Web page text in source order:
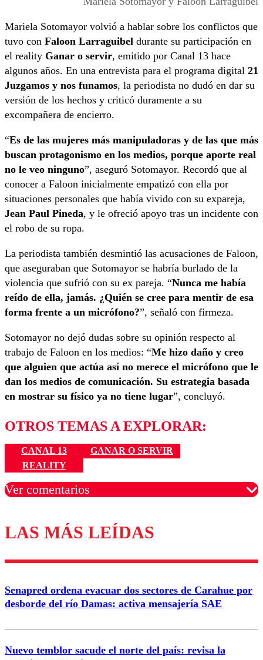
Mariela Sotomayor volvió a hablar sobre los conflictos que
tuvo con Faloon Larraguibel durante su participación en
el reality Ganar o servir, emitido por Canal 13 hace
algunos años. En una entrevista para el programa digital 21
Juzgamos y nos funamos, la periodista no dudó en dar su
versión de los hechos y criticó duramente a su
excompañera de encierro.
“Es de las mujeres más manipuladoras y de las que más
buscan protagonismo en los medios, porque aporte real
no le veo ninguno”, aseguró Sotomayor. Recordó que al
conocer a Faloon inicialmente empatizó con ella por
situaciones personales que había vivido con su expareja,
Jean Paul Pineda, y le ofreció apoyo tras un incidente con
el robo de su ropa.
La periodista también desmintió las acusaciones de Faloon,
que aseguraban que Sotomayor se habría burlado de la
violencia que sufrió con su ex pareja. “Nunca me había
reído de ella, jamás. ¿Quién se cree para mentir de esa
forma frente a un micrófono?”, señaló con firmeza.
Sotomayor no dejó dudas sobre su opinión respecto al
trabajo de Faloon en los medios: “Me hizo daño y creo
que alguien que actúa así no merece el micrófono que le
dan los medios de comunicación. Su estrategia basada
en mostrar su físico ya no tiene lugar”, concluyó.
OTROS TEMAS A EXPLORAR:
CANAL 13
GANAR O SERVIR
REALITY
Ver comentarios
Los comentarios son moderados para garantizar un
diálogo respetuoso.
Correo
LAS MÁS LEÍDAS
Senapred ordena evacuar dos sectores de Carahue por
desborde del río Damas: activa mensajería SAE
Nuevo temblor sacude el norte del país: revisa la